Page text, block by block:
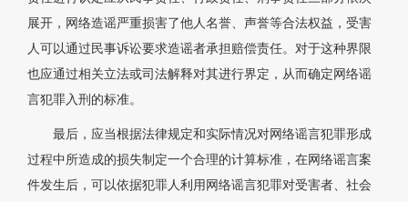
展开，网络造谣严重损害了他人名誉、声誉等合法权益，受害
人可以通过民事诉讼要求造谣者承担赔偿责任。对于这种界限
也应通过相关立法或司法解释对其进行界定，从而确定网络谣
言犯罪入刑的标准。
最后，应当根据法律规定和实际情况对网络谣言犯罪形成
过程中所造成的损失制定一个合理的计算标准，在网络谣言案
件发生后，可以依据犯罪人利用网络谣言犯罪对受害者、社会